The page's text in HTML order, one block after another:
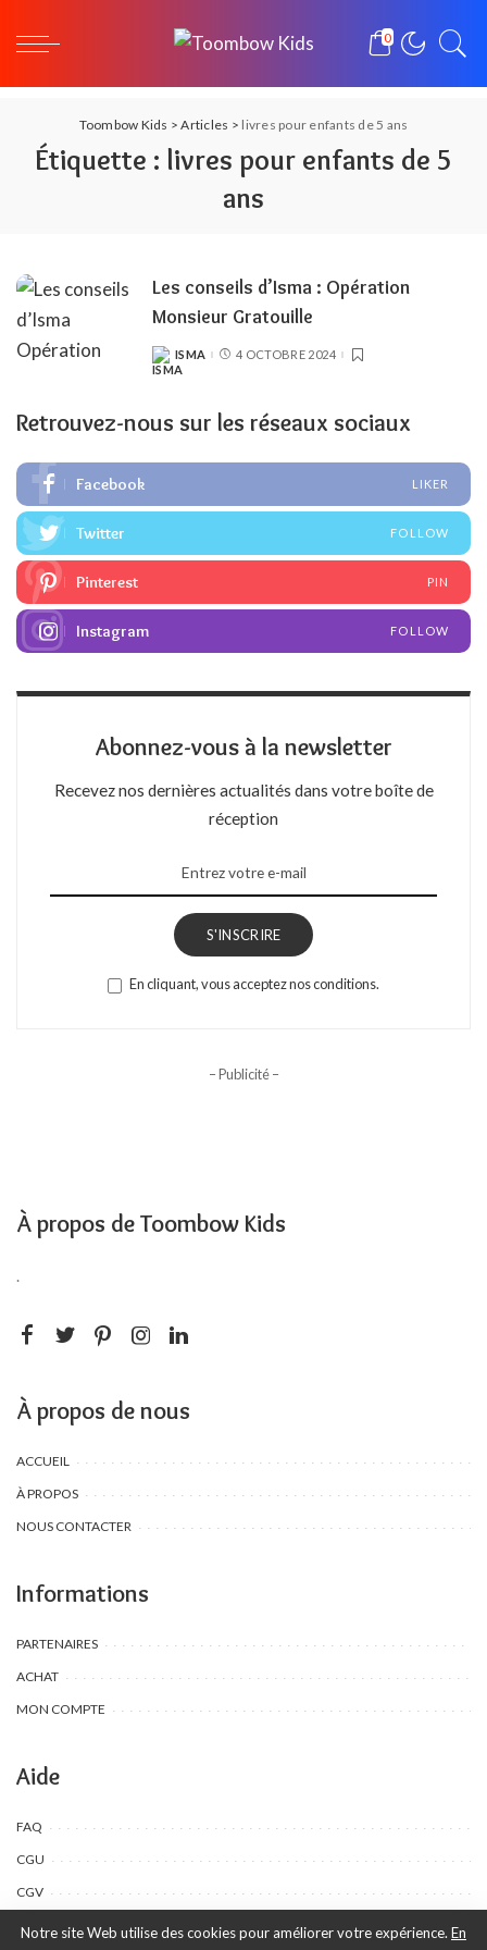
0
Toombow Kids >Articles > livres pour enfants de 5 ans
Étiquette : livres pour enfants de 5
ans
Les conseils d’Isma : Opération
Monsieur Gratouille
POSTED
BY
ISMA 4 OCTOBRE 2024
Retrouvez-nous sur les réseaux sociaux
Facebook LIKER
Twitter FOLLOW
Pinterest PIN
Instagram FOLLOW
Abonnez-vous à la newsletter
Recevez nos dernières actualités dans votre boîte de
réception
S'INSCRIRE
En cliquant, vous acceptez nos conditions.
– Publicité –
À propos de Toombow Kids
.
À propos de nous
ACCUEIL
À PROPOS
NOUS CONTACTER
Informations
PARTENAIRES
ACHAT
MON COMPTE
Aide
FAQ
CGU
CGV
Notre site Web utilise des cookies pour améliorer votre expérience. En